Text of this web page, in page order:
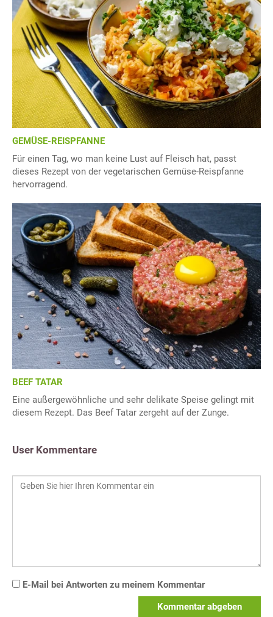
GEMÜSE-REISPFANNE
Für einen Tag, wo man keine Lust auf Fleisch hat, passt
dieses Rezept von der vegetarischen Gemüse-Reispfanne
hervorragend.
BEEF TATAR
Eine außergewöhnliche und sehr delikate Speise gelingt mit
diesem Rezept. Das Beef Tatar zergeht auf der Zunge.
User Kommentare
E-Mail bei Antworten zu meinem Kommentar
Kommentar abgeben